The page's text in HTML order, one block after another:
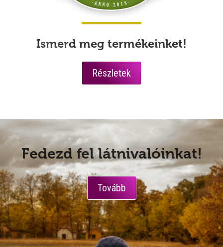
Ismerd meg termékeinket!
Részletek
Fedezd fel látnivalóinkat!
Tovább